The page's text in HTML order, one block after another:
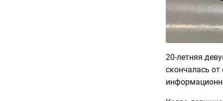
20-летняя
скончалась